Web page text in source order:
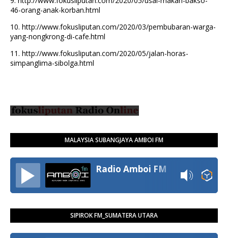
46-orang-anak-korban.html
10. http://www.fokusliputan.com/2020/03/pembubaran-warga-
yang-nongkrong-di-cafe.html
11. http://www.fokusliputan.com/2020/05/jalan-horas-
simpanglima-sibolga.html
MALAYSIA SUBANGJAYA AMBOI FM
Radio Amboi FM
SIPIROK FM_SUMATERA UTARA